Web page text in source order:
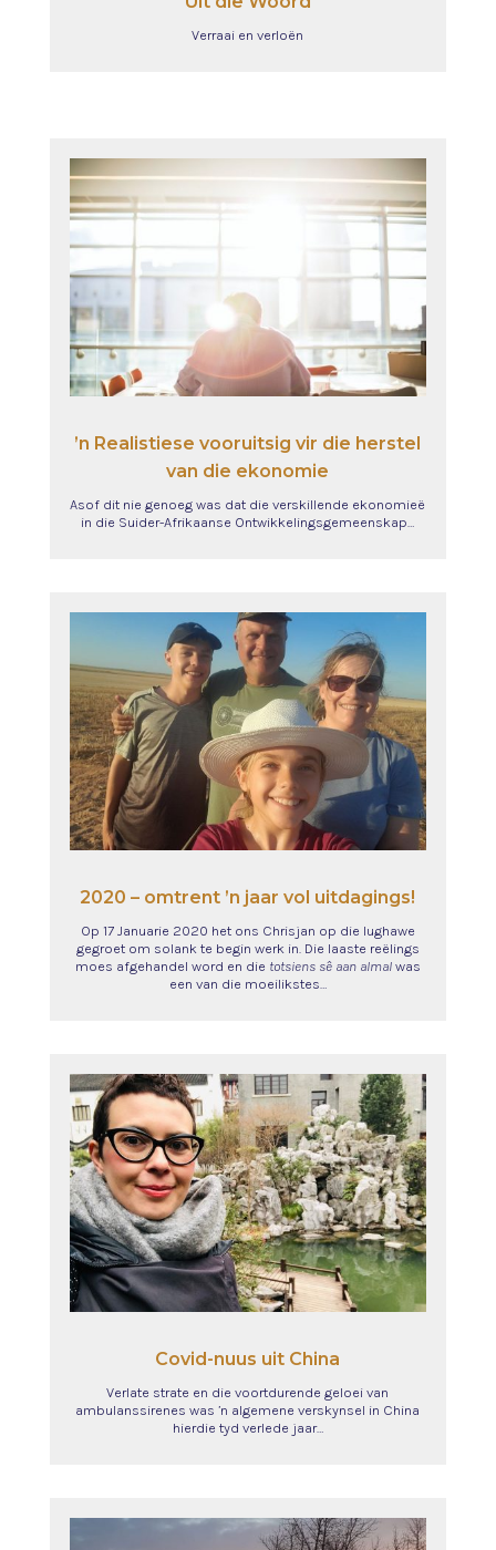
Verraai en verloën
’n Realistiese vooruitsig vir die herstel
van die ekonomie
Asof dit nie genoeg was dat die verskillende ekonomieë
in die Suider-Afrikaanse Ontwikkelingsgemeenskap…
2020 – omtrent ’n jaar vol uitdagings!
Op 17 Januarie 2020 het ons Chrisjan op die lughawe
gegroet om solank te begin werk in. Die laaste reëlings
moes afgehandel word en die totsiens sê aan almalwas
een van die moeilikstes…
Covid-nuus uit China
Verlate strate en die voortdurende geloei van
ambulanssirenes was ’n algemene verskynsel in China
hierdie tyd verlede jaar…